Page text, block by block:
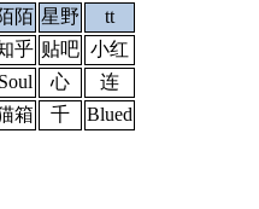
陌 星野
tt
乎 贴吧 小红
Soul 心
连
箱 千 Blued